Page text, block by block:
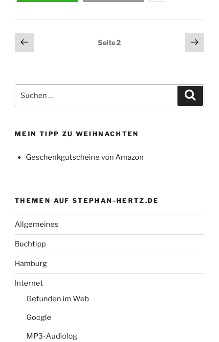
Seitennummerierung
der
Vorherige
Seite
Seite2
nach:
MEIN TIPP ZU WEIHNACHTEN
Geschenkgutscheine von Amazon
THEMEN AUF STEPHAN-HERTZ.DE
Allgemeines
Buchtipp
Hamburg
Internet
Gefunden im Web
Google
MP3-Audiolog